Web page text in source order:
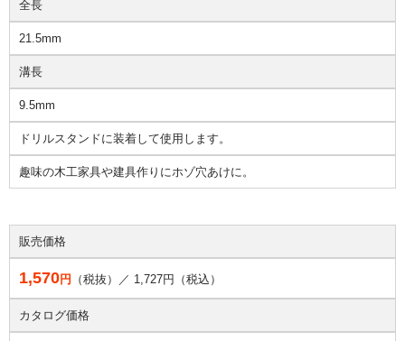
全長
21.5mm
溝長
9.5mm
ドリルスタンドに装着して使用します。
趣味の木工家具や建具作りにホゾ穴あけに。
販売価格
1,570円 （税抜）／ 1,727円（税込）
カタログ価格